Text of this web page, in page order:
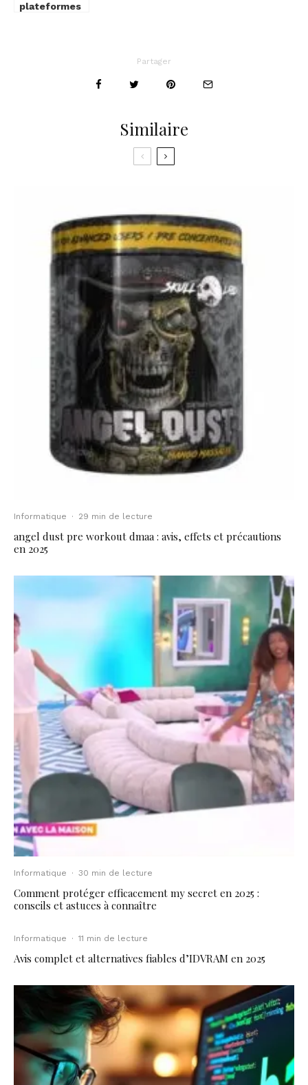
plateformes
Partager
Similaire
Informatique · 29 min de lecture
angel dust pre workout dmaa : avis, effets et précautions
en 2025
Informatique · 30 min de lecture
Comment protéger efficacement my secret en 2025 :
conseils et astuces à connaître
Informatique · 11 min de lecture
Avis complet et alternatives fiables d’IDVRAM en 2025